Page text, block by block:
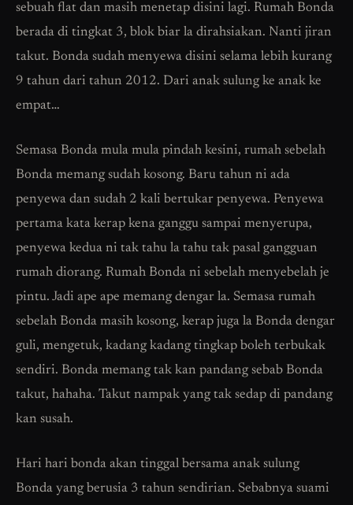
sebuah flat dan masih menetap disini lagi. Rumah Bonda
berada di tingkat 3, blok biar la dirahsiakan. Nanti jiran
takut. Bonda sudah menyewa disini selama lebih kurang
9 tahun dari tahun 2012. Dari anak sulung ke anak ke
empat…
Semasa Bonda mula mula pindah kesini, rumah sebelah
Bonda memang sudah kosong. Baru tahun ni ada
penyewa dan sudah 2 kali bertukar penyewa. Penyewa
pertama kata kerap kena ganggu sampai menyerupa,
penyewa kedua ni tak tahu la tahu tak pasal gangguan
rumah diorang. Rumah Bonda ni sebelah menyebelah je
pintu. Jadi ape ape memang dengar la. Semasa rumah
sebelah Bonda masih kosong, kerap juga la Bonda dengar
guli, mengetuk, kadang kadang tingkap boleh terbukak
sendiri. Bonda memang tak kan pandang sebab Bonda
takut, hahaha. Takut nampak yang tak sedap di pandang
kan susah.
Hari hari bonda akan tinggal bersama anak sulung
Bonda yang berusia 3 tahun sendirian. Sebabnya suami